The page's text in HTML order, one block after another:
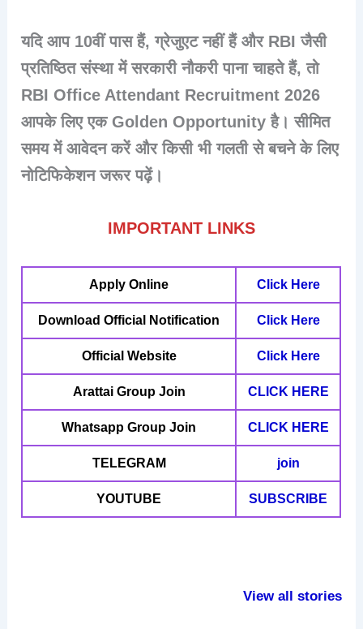
यदि आप 10वीं पास हैं, ग्रेजुएट नहीं हैं और RBI जैसी
प्रतिष्ठित संस्था में सरकारी नौकरीपाना चाहते हैं, तो
RBI Office Attendant Recruitment 2026
आपके लिए एक Golden Opportunity है। सीमित
समय में आवेदन करें और किसी भी गलती से बचने के लिए
नोटिफिकेशन जरूर पढ़ें।
IMPORTANT LINKS
Apply Online Click Here
Download Official Notification Click Here
Official Website Click Here
Arattai Group Join CLICK HERE
Whatsapp Group Join CLICK HERE
TELEGRAM join
YOUTUBE SUBSCRIBE
View all stories
से पहले करें ये काम
के फायदे